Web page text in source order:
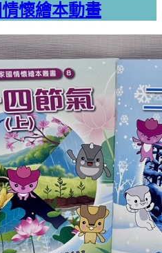
懷繪本動畫